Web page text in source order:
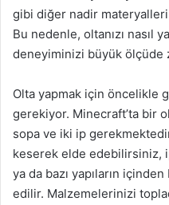
gibi diğer nadir
Bu nedenle, oltanızı nasıl
deneyiminizi büyük ölçüde
Olta yapmak için öncelikle
gerekiyor. Minecraft’ta bir
sopa ve iki ip
keserek elde edebilirsiniz,
ya da bazı yapıların
edilir. Malzemelerinizi